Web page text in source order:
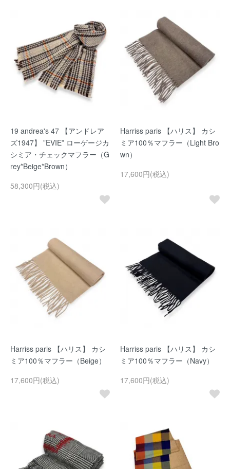
19 andrea's 47 【アンドレア
ズ1947】 ”EVIE” ローゲージカ
シミア・チェックマフラー（G
rey*Beige*Brown）
58,300円(税込)
Harriss paris 【ハリス】 カシ
ミア100％マフラー（Light Bro
wn）
17,600円(税込)
Harriss paris 【ハリス】 カシ
ミア100％マフラー（Beige）
17,600円(税込)
Harriss paris 【ハリス】 カシ
ミア100％マフラー（Navy）
17,600円(税込)